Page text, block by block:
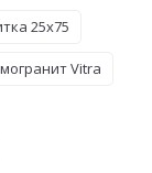
25x75
Vitra